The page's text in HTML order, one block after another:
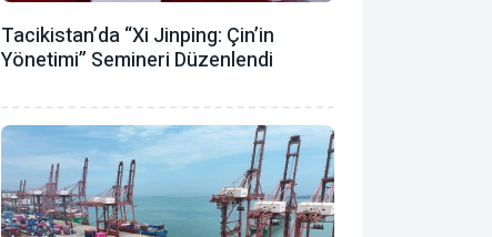
Tacikistan’da “Xi Jinping: Çin’in
Yönetimi” Semineri Düzenlendi